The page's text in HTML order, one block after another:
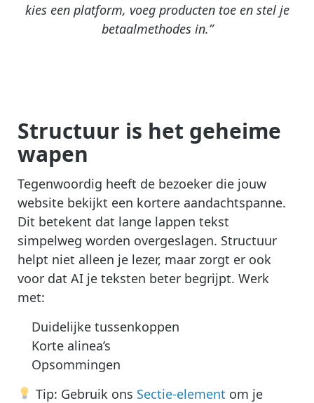
kies een platform, voeg producten toe en stel je
betaalmethodes in.”
Structuur is het geheime
wapen
Tegenwoordig heeft de bezoeker die jouw
website bekijkt een kortere aandachtspanne.
Dit betekent dat lange lappen tekst
simpelweg worden overgeslagen. Structuur
helpt niet alleen je lezer, maar zorgt er ook
voor dat AI je teksten beter begrijpt. Werk
met:
Duidelijke tussenkoppen
Korte alinea’s
Opsommingen
Tip: Gebruik ons Sectie-element om je